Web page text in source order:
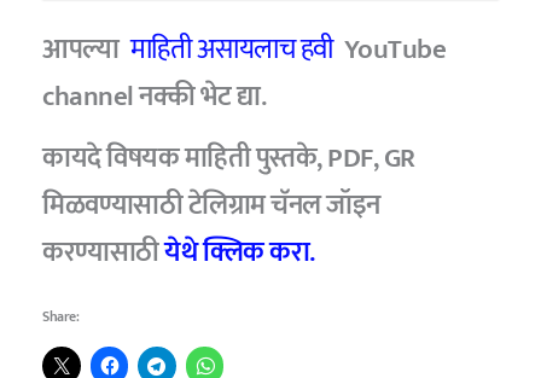
आपल्यामाहिती असायलाच हवी YouTube
channel नक्की भेट द्या.
कायदे विषयक माहिती पुस्तके, PDF, GR
मिळवण्यासाठी टेलिग्राम चॅनल जॉइन
करण्यासाठीयेथे क्लिक करा.
Share: